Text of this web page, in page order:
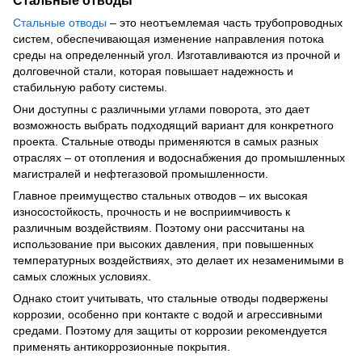
Стальные отводы – это неотъемлемая часть трубопроводных
систем, обеспечивающая изменение направления потока
среды на определенный угол. Изготавливаются из прочной и
долговечной стали, которая повышает надежность и
стабильную работу системы.
Они доступны с различными углами поворота, это дает
возможность выбрать подходящий вариант для конкретного
проекта. Стальные отводы применяются в самых разных
отраслях – от отопления и водоснабжения до промышленных
магистралей и нефтегазовой промышленности.
Главное преимущество стальных отводов – их высокая
износостойкость, прочность и не восприимчивость к
различным воздействиям. Поэтому они рассчитаны на
использование при высоких давления, при повышенных
температурных воздействиях, это делает их незаменимыми в
самых сложных условиях.
Однако стоит учитывать, что стальные отводы подвержены
коррозии, особенно при контакте с водой и агрессивными
средами. Поэтому для защиты от коррозии рекомендуется
применять антикоррозионные покрытия.